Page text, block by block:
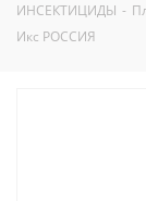
ИНСЕКТИЦИДЫ -
Икс РОССИЯ